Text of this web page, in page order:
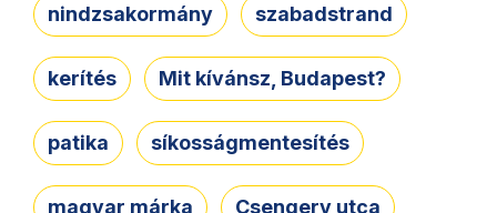
nindzsakormány szabadstrand
kerítés Mit kívánsz, Budapest?
patika síkosságmentesítés
magyar márka Csengery utca